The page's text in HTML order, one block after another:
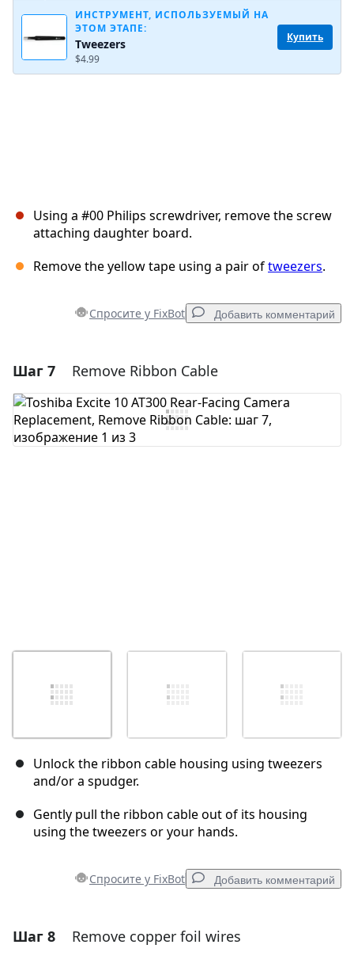
Отмена Оставить комментарий
ИНСТРУМЕНТ, ИСПОЛЬЗУЕМЫЙ НА
ЭТОМ ЭТАПЕ:
Tweezers
$4.99
Купить
Using a #00 Philips screwdriver, remove the screw
attaching daughter board.
Remove the yellow tape using a pair oftweezers.
Спросите у FixBot Добавить комментарий
Добавить комментарий
Добавить комментарий
Шаг 7 Remove Ribbon Cable
Unlock the ribbon cable housing using tweezers
and/or a spudger.
Gently pull the ribbon cable out of its housing
using the tweezers or your hands.
Спросите у FixBot Добавить комментарий
Добавить комментарий
Шаг 8 Remove copper foil wires